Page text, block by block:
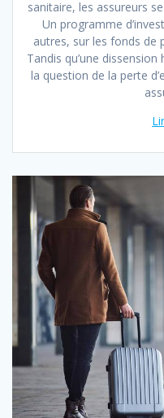
sanitaire, les assureurs
Un programme
autres, sur les fonds de
Tandis qu’une
la question de la perte